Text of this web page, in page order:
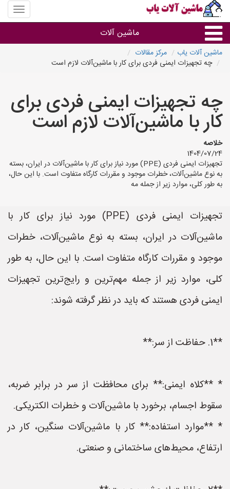
منوی
سایت
آلات
ماشین آلات
ماشین آلات
سایر گروه ها
ماشین آلات
ماشین آلات یاب
مرکز مقالات
چه تجهیزات ایمنی فردی برای کار با ماشین‌آلات لازم است
چه تجهیزات ایمنی فردی برای
کار با ماشین‌آلات لازم است
خلاصه
1404/07/24
تجهیزات ایمنی فردی (PPE) مورد نیاز برای کار با ماشین‌آلات در ایران، بسته
به نوع ماشین‌آلات، خطرات موجود و مقررات کارگاه متفاوت است. با این حال،
به طور کلی، موارد زیر از جمله مه
تجهیزات ایمنی فردی (PPE) مورد نیاز برای کار با
ماشین‌آلات در ایران، بسته به نوع ماشین‌آلات، خطرات
موجود و مقررات کارگاه متفاوت است. با این حال، به طور
کلی، موارد زیر از جمله مهم‌ترین و رایج‌ترین تجهیزات
ایمنی فردی هستند که باید در نظر گرفته شوند:
**1. حفاظت از سر:**
* **کلاه ایمنی:** برای محافظت از سر در برابر ضربه،
سقوط اجسام، برخورد با ماشین‌آلات و خطرات الکتریکی.
* **موارد استفاده:** کار با ماشین‌آلات سنگین، کار در
ارتفاع، محیط‌های ساختمانی و صنعتی.